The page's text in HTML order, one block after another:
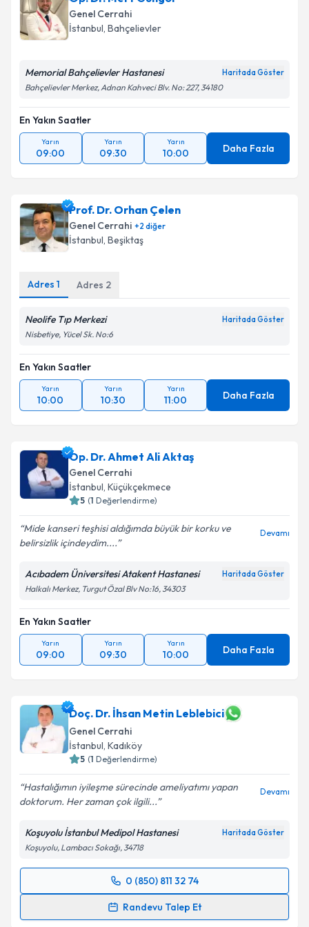
Genel Cerrahi
İstanbul, Bahçelievler
Memorial Bahçelievler Hastanesi Haritada Göster
Bahçelievler Merkez, Adnan Kahveci Blv. No: 227, 34180
En Yakın Saatler
Yarın
09:00
Yarın
09:30
Yarın
10:00 Daha Fazla
Prof. Dr. Orhan Çelen
Genel Cerrahi +2 diğer
İstanbul, Beşiktaş
Adres 1 Adres 2
Neolife Tıp Merkezi Haritada Göster
Nisbetiye, Yücel Sk. No:6
En Yakın Saatler
Yarın
10:00
Yarın
10:30
Yarın
11:00 Daha Fazla
Op. Dr. Ahmet Ali Aktaş
Genel Cerrahi
İstanbul, Küçükçekmece
5 (1 Değerlendirme)
Mide kanseri teşhisi aldığımda büyük bir korku ve
belirsizlik içindeydim....
Devamı
Acıbadem Üniversitesi Atakent Hastanesi Haritada Göster
Halkalı Merkez, Turgut Özal Blv No:16, 34303
En Yakın Saatler
Yarın
09:00
Yarın
09:30
Yarın
10:00 Daha Fazla
Doç. Dr. İhsan Metin Leblebici
Genel Cerrahi
İstanbul, Kadıköy
5 (1 Değerlendirme)
Hastalığımın iyileşme sürecinde ameliyatımı yapan
doktorum. Her zaman çok ilgili...
Devamı
Koşuyolu İstanbul Medipol Hastanesi Haritada Göster
Koşuyolu, Lambacı Sokağı, 34718
0 (850) 811 32 74
Randevu Talep Et
Randevu Takvimi Talebi